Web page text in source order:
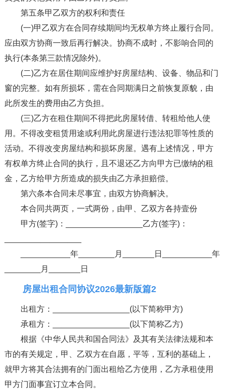
第五条甲乙双方的权利和责任
(一)甲乙双方在合同存续期间均无权单方终止履行合同。
应由双方协商一致后再行解决。协商不成时，不影响合同的
执行(本条第三款情况除外)。
(二)乙方在居住期间应维护好房屋结构、设备、物品和门
窗的完整。如有所损坏，需在合同期满日之前恢复原貌，由
此所发生的费用由乙方负担。
(三)乙方在租住期间不得把此房屋转借、转租给他人使
用。不得改变租赁用途或利用此房屋进行违法犯罪等性质的
活动。不得改变房屋结构和损坏房屋。遇有上述情况，甲方
有权单方终止合同的执行，且不退还乙方向甲方已缴纳的租
金，乙方给甲方所造成的损失由乙方承担赔偿。
第六条本合同未尽事宜，由双方协商解决。
本合同共两页，一式两份，由甲、乙双方各持壹份
甲方(签字)：_________________乙方(签字)：
___________年________月_______日___________年
________月_______日
房屋出租合同协议2026最新版篇2
出租方：_________________(以下简称甲方)
承租方：_________________(以下简称乙方)
根据《中华人民共和国合同法》及其有关法律法规和本
市的有关规定，甲、乙双方在自愿，平等，互利的基础上，
就甲方将其合法拥有的门面出租给乙方使用，乙方承租使用
甲方门面事宜订立本合同。